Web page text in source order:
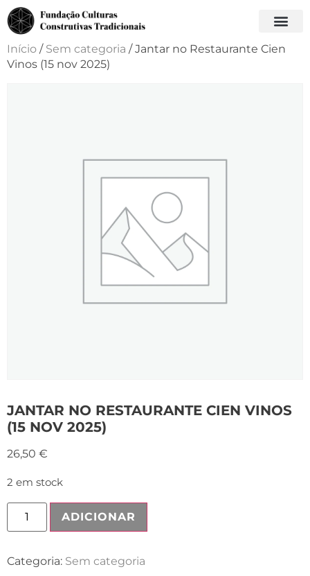
Início / Sem categoria / Jantar no Restaurante Cien
Vinos (15 nov 2025)
JANTAR NO RESTAURANTE CIEN VINOS
(15 NOV 2025)
26,50 €
2 em stock
ADICIONAR
Categoria: Sem categoria